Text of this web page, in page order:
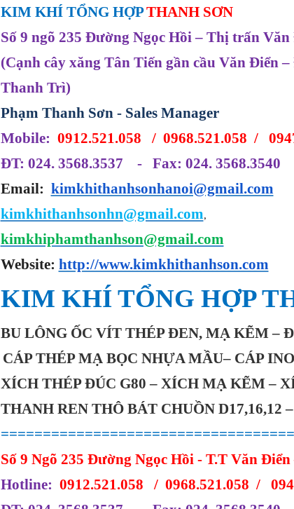
KIM KHÍ TỔNG HỢPTHANH SƠN
Số 9 ngõ 235 Đường Ngọc Hồi – Thị trấn
(Cạnh cây xăng Tân Tiến gần cầu Văn Điển
Thanh Trì)
Phạm Thanh Sơn - Sales Manager
Mobile: 0912.521.058 / 0968.521.058 /
ĐT: 024. 3568.3537 - Fax: 024. 3568.3540
Email: kimkhithanhsonhanoi@gmail.com
kimkhithanhsonhn@gmail.com,
kimkhiphamthanhson@gmail.com
Website: http://www.kimkhithanhson.com
KIM KHÍ TỔNG HỢP
BU LÔNG ỐC VÍT THÉP ĐEN, MẠ KẼM –
CÁPTHÉPMẠ BỌC NHỰAMẦU– CÁP
XÍCH THÉP ĐÚC G80 – XÍCH MẠ KẼM –
THANH REN THÔ BÁT CHUỒN D17,16,12
Số 9 Ngõ 235 Đường Ngọc Hồi - T.T Văn
Hotline: 0912.521.058 / 0968.521.058 /